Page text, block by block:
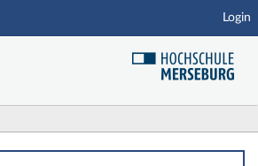
Login